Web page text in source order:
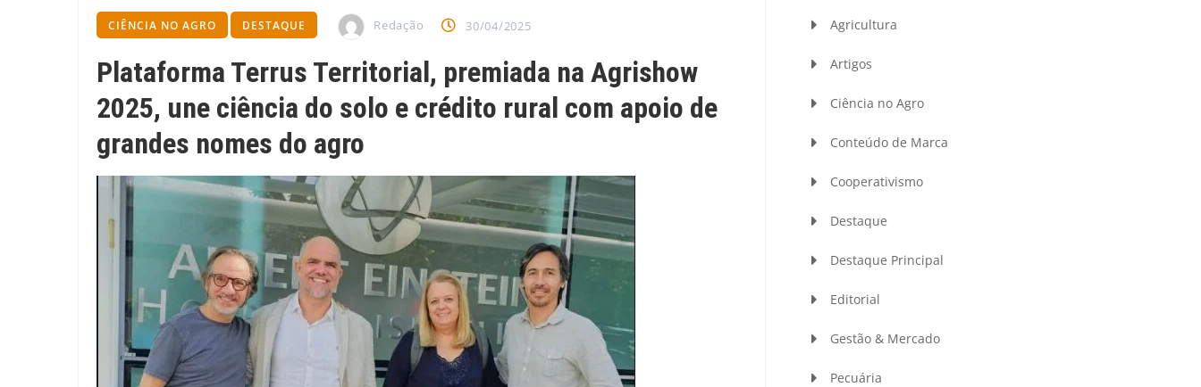
CIÊNCIA NO AGRO DESTAQUE Redação 30/04/2025
Plataforma Terrus Territorial, premiada na Agrishow
2025, une ciência do solo e crédito rural com apoio de
grandes nomes do agro
Agricultura
Artigos
Ciência no Agro
Conteúdo de Marca
Cooperativismo
Destaque
Destaque Principal
Editorial
Gestão & Mercado
Pecuária